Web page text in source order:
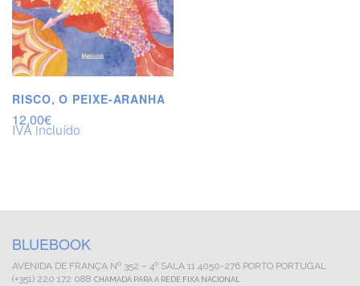
RISCO, O PEIXE-ARANHA
12,00€
IVA incluído
BLUEBOOK
AVENIDA DE FRANÇA Nº 352 – 4º SALA 11 4050-276 PORTO PORTUGAL
(+351) 220 172 088 CHAMADA PARA A REDE FIXA NACIONAL